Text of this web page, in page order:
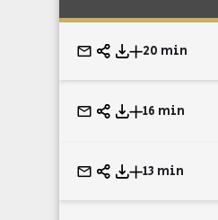
20 min
16 min
13 min